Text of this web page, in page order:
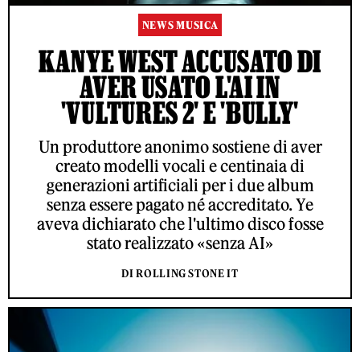
NEWS MUSICA
KANYE WEST ACCUSATO DI
AVER USATO L'AI IN
'VULTURES 2' E 'BULLY'
Un produttore anonimo sostiene di aver
creato modelli vocali e centinaia di
generazioni artificiali per i due album
senza essere pagato né accreditato. Ye
aveva dichiarato che l'ultimo disco fosse
stato realizzato «senza AI»
DI ROLLING STONE IT